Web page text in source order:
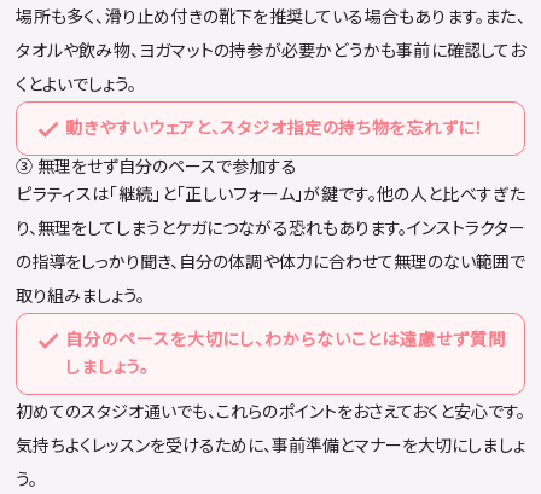
場所も多く、滑り止め付きの靴下を推奨している場合もあります。また、
タオルや飲み物、ヨガマットの持参が必要かどうかも事前に確認してお
くとよいでしょう。
動きやすいウェアと、スタジオ指定の持ち物を忘れずに！
③ 無理をせず自分のペースで参加する
ピラティスは「継続」と「正しいフォーム」が鍵です。他の人と比べすぎた
り、無理をしてしまうとケガにつながる恐れもあります。インストラクター
の指導をしっかり聞き、自分の体調や体力に合わせて無理のない範囲で
取り組みましょう。
自分のペースを大切にし、わからないことは遠慮せず質問
しましょう。
初めてのスタジオ通いでも、これらのポイントをおさえておくと安心です。
気持ちよくレッスンを受けるために、事前準備とマナーを大切にしましょ
う。